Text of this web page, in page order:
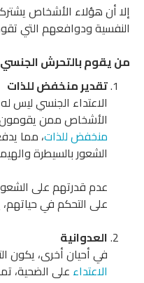
إلا أن هؤلاء الأشخاص
النفسية ودوافعهم التي
من يقوم بالتحرش
تقدير منخفض للذات
الاعتداء الجنسي ليس
الأشخاص ممن يقومون
منخفض للذات، مما
الشعور بالسيطرة
عدم قدرتهم على
على التحكم في
العدوانية
في أحيان أخرى، يكون
الاعتداءعلى الضحية،